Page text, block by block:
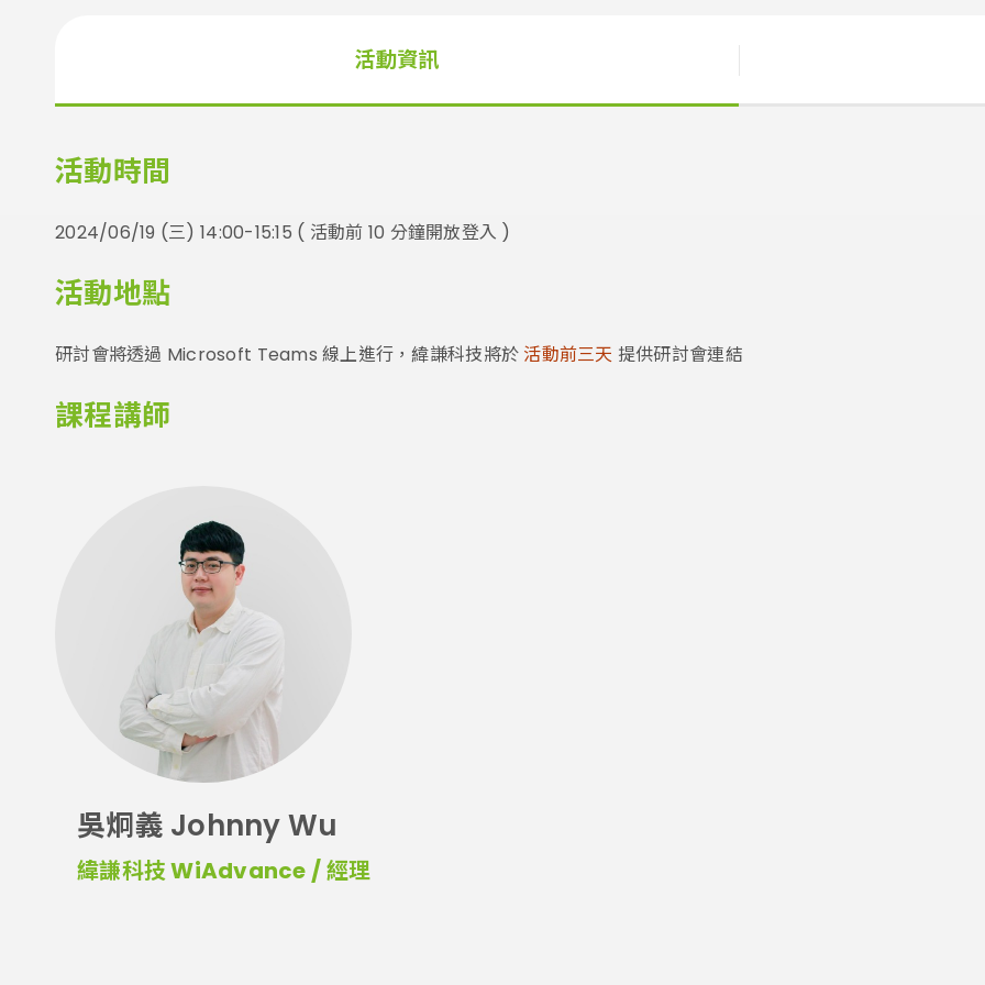
活動資訊
活動時間
2024/06/19 (三) 14:00-15:15 ( 活動前 10 分鐘開放登入 )
活動地點
研討會將透過 Microsoft Teams 線上進行，緯謙科技將於 活動前三天 提供研討會連結
課程講師
吳炯義 Johnny Wu
緯謙科技 WiAdvance / 經理